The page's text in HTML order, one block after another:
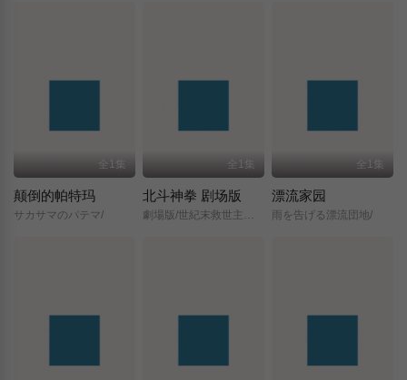
全1集
颠倒的帕特玛
サカサマのパテマ/
全1集
北斗神拳 剧场版
劇場版/世紀末救世主伝説/北斗の拳/
全1集
漂流家园
雨を告げる漂流団地/